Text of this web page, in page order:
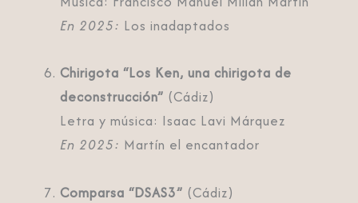
En 2025: Los inadaptados
Chirigota “Los Ken, una chirigota de
deconstrucción” (Cádiz)
Letra y música: Isaac Lavi Márquez
En 2025: Martín el encantador
Comparsa “DSAS3” (Cádiz)